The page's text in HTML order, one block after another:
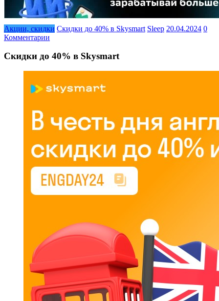
Акции, скидки Скидки до 40% в Skysmart Sleep 20.04.2024 0
Комментарии
Скидки до 40% в Skysmart